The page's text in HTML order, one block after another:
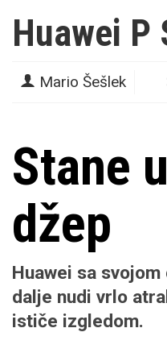
Huawei P
Mario Šešlek
Stane
džep
Huawei sa
dalje nudi vrlo
ističe izgledom.